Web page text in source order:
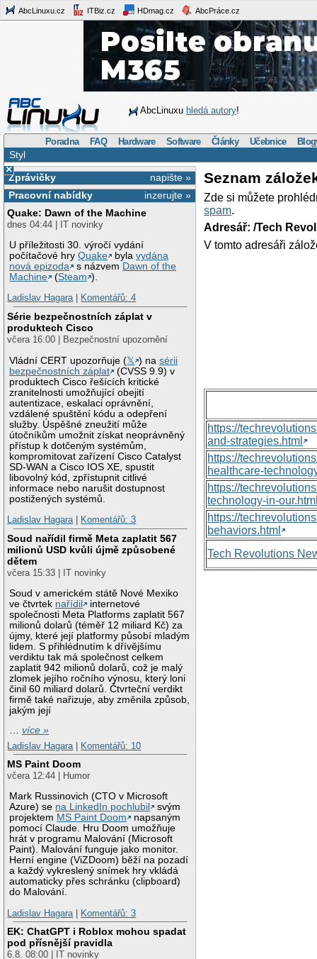
AbcLinuxu.cz ITBiz.cz HDmag.cz AbcPráce.cz
AbcLinuxu hledá autory!
Poradna FAQ Hardware Software Články Učebnice
Styl
×
napište »
Zprávičky
inzerujte »
Pracovní nabídky
Quake: Dawn of the Machine
dnes 04:44 | IT novinky
U příležitosti 30. výročí vydání
počítačové hryQuake bylavydána
nová epizoda
s názvem Dawn of the
Machine
(Steam ).
Ladislav Hagara| Komentářů: 4
Série bezpečnostních záplat v
produktech Cisco
včera 16:00 | Bezpečnostní upozornění
Vládní CERT upozorňuje (𝕏 ) nasérii
bezpečnostních záplat
(CVSS 9.9) v
produktech Cisco řešících kritické
zranitelnosti umožňující obejití
autentizace, eskalaci oprávnění,
vzdálené spuštění kódu a odepření
služby. Úspěšné zneužití může
útočníkům umožnit získat neoprávněný
přístup k dotčeným systémům,
kompromitovat zařízení Cisco Catalyst
SD-WAN a Cisco IOS XE, spustit
libovolný kód, zpřístupnit citlivé
informace nebo narušit dostupnost
postižených systémů.
Ladislav Hagara| Komentářů: 3
Soud nařídil firmě Meta zaplatit 567
milionů USD kvůli újmě způsobené
dětem
včera 15:33 | IT novinky
Soud v americkém státě Nové Mexiko
ve čtvrtek nařídil
internetové
společnosti Meta Platforms zaplatit 567
milionů dolarů (téměř 12 miliard Kč) za
újmy, které její platformy působí mladým
lidem. S přihlédnutím k dřívějšímu
verdiktu tak má společnost celkem
zaplatit 942 milionů dolarů, což je malý
zlomek jejího ročního výnosu, který loni
činil 60 miliard dolarů. Čtvrteční verdikt
firmě také nařizuje, aby změnila způsob,
jakým její
…více »
Ladislav Hagara
Komentářů: 10
MS Paint Doom
včera 12:44 | Humor
Mark Russinovich (CTO v Microsoft
Azure) se na LinkedIn pochlubil
svým
projektem MS Paint Doom
napsaným
pomocí Claude. Hru Doom umožňuje
hrát v programu Malování (Microsoft
Paint). Malování funguje jako monitor.
Herní engine (ViZDoom) běží na pozadí
a každý vykreslený snímek hry vkládá
automaticky přes schránku (clipboard)
do Malování.
Ladislav Hagara
Komentářů: 3
EK: ChatGPT i Roblox mohou spadat
pod přísnější pravidla
6.8. 08:00 | IT novinky
Seznam
Zde si můžete
spam.
Adresář: /Tech
V tomto adresáři
https://
and-strategies.html
https://
healthcare-
https://
technology-in-
https://
behaviors.html
Tech Revolutions